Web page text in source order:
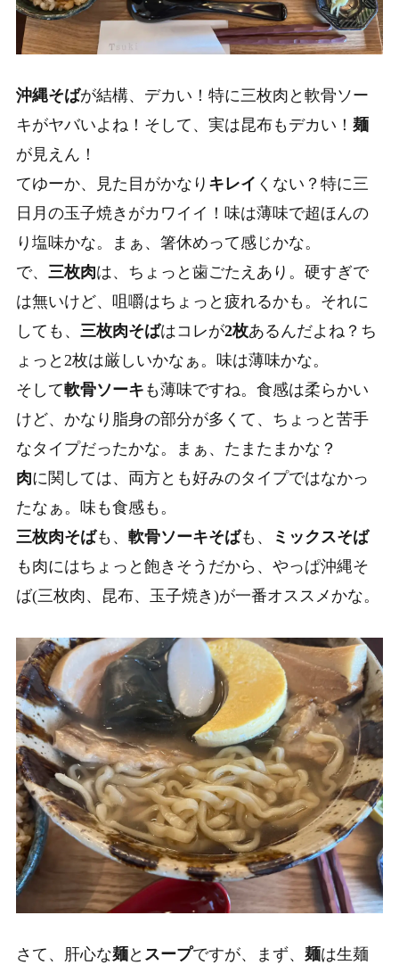
沖縄そばが結構、デカい！特に三枚肉 と 軟骨ソー
キがヤバいよね！そして、実は昆布もデカい！ 麺
が見えん！
てゆーか、見た目がかなり キレイ くない？特に三
日月の玉子焼き がカワイイ！味は薄味で超ほんの
り塩味かな。まぁ、箸休めって感じかな。
で、 三枚肉は、ちょっと歯ごたえあり。硬すぎで
は無いけど、咀嚼はちょっと疲れるかも。それに
しても、 三枚肉そばはコレが2枚あるんだよね？ち
ょっと2枚は厳しいかなぁ。味は薄味かな。
そして軟骨ソーキ も薄味ですね。食感は柔らかい
けど、かなり脂身の部分が多くて、ちょっと苦手
なタイプだったかな。まぁ、たまたまかな？
肉に関しては、両方とも好みのタイプではなかっ
たなぁ。味も食感も。
三枚肉そばも、 軟骨ソーキそばも、
ミックスそば
も肉にはちょっと飽きそうだから、やっぱ沖縄そ
ば(三枚肉、昆布、玉子焼き)が一番オススメかな。
さて、肝心な麺と スープですが、まず、 麺は生麺